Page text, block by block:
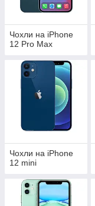
Чохли на iPhone
12 Pro Max
Чохли на iPhone
12 mini